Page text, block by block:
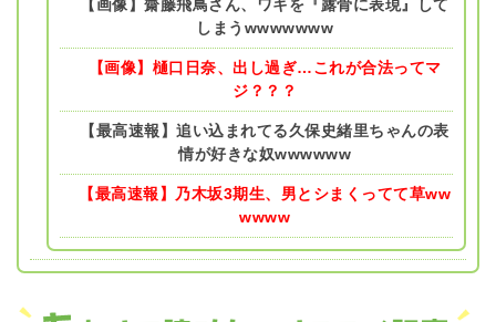
【画像】齋藤飛鳥さん、ワキを『露骨に表現』して
しまうwwwwwww
【画像】樋口日奈、出し過ぎ…これが合法ってマ
ジ？？？
【最高速報】追い込まれてる久保史緒里ちゃんの表
情が好きな奴wwwwww
【最高速報】乃木坂3期生、男とシまくってて草ww
wwww